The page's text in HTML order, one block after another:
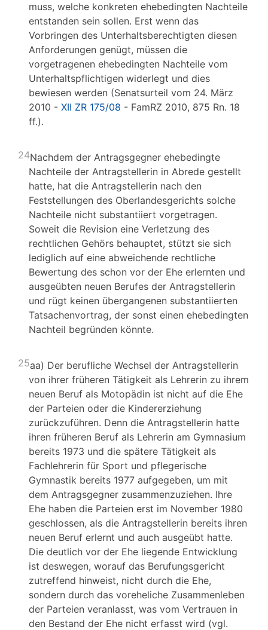
muss, welche konkreten ehebedingten Nachteile
entstanden sein sollen. Erst wenn das
Vorbringen des Unterhaltsberechtigten diesen
Anforderungen genügt, müssen die
vorgetragenen ehebedingten Nachteile vom
Unterhaltspflichtigen widerlegt und dies
bewiesen werden (Senatsurteil vom 24. März
2010 - XII ZR 175/08 - FamRZ 2010, 875 Rn. 18
ff.).
24Nachdem der Antragsgegner ehebedingte
Nachteile der Antragstellerin in Abrede gestellt
hatte, hat die Antragstellerin nach den
Feststellungen des Oberlandesgerichts solche
Nachteile nicht substantiiert vorgetragen.
Soweit die Revision eine Verletzung des
rechtlichen Gehörs behauptet, stützt sie sich
lediglich auf eine abweichende rechtliche
Bewertung des schon vor der Ehe erlernten und
ausgeübten neuen Berufes der Antragstellerin
und rügt keinen übergangenen substantiierten
Tatsachenvortrag, der sonst einen ehebedingten
Nachteil begründen könnte.
25aa) Der berufliche Wechsel der Antragstellerin
von ihrer früheren Tätigkeit als Lehrerin zu ihrem
neuen Beruf als Motopädin ist nicht auf die Ehe
der Parteien oder die Kindererziehung
zurückzuführen. Denn die Antragstellerin hatte
ihren früheren Beruf als Lehrerin am Gymnasium
bereits 1973 und die spätere Tätigkeit als
Fachlehrerin für Sport und pflegerische
Gymnastik bereits 1977 aufgegeben, um mit
dem Antragsgegner zusammenzuziehen. Ihre
Ehe haben die Parteien erst im November 1980
geschlossen, als die Antragstellerin bereits ihren
neuen Beruf erlernt und auch ausgeübt hatte.
Die deutlich vor der Ehe liegende Entwicklung
ist deswegen, worauf das Berufungsgericht
zutreffend hinweist, nicht durch die Ehe,
sondern durch das voreheliche Zusammenleben
der Parteien veranlasst, was vom Vertrauen in
den Bestand der Ehe nicht erfasst wird (vgl.